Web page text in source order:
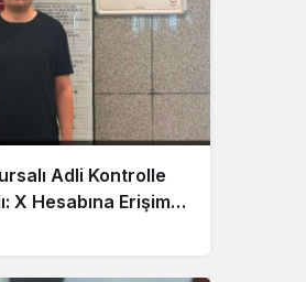
Adli Kontrolle
X Hesabına Erişim